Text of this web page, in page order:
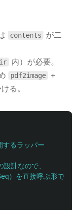
contents
が二
内）が必要。
pdf2image +
る。
るラッパー
計なので、